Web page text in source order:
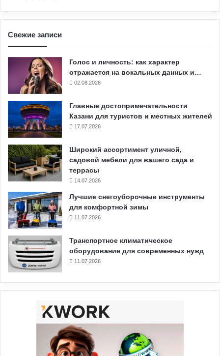
Свежие записи
Голос и личность: как характер
отражается на вокальных данных и…
02.08.2026
Главные достопримечательности
Казани для туристов и местных жителей
17.07.2026
Широкий ассортимент уличной,
садовой мебели для вашего сада и
террасы
14.07.2026
Лучшие снегоуборочные инструменты
для комфортной зимы
11.07.2026
Транспортное климатическое
оборудование для современных нужд
11.07.2026